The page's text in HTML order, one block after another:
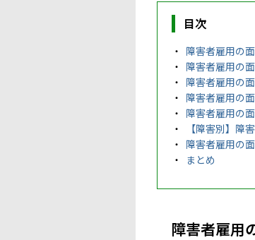
目次
障害者雇用の
障害者雇用の
障害者雇用の
障害者雇用の
障害者雇用の
【障害別】障
障害者雇用の
まとめ
障害者雇用